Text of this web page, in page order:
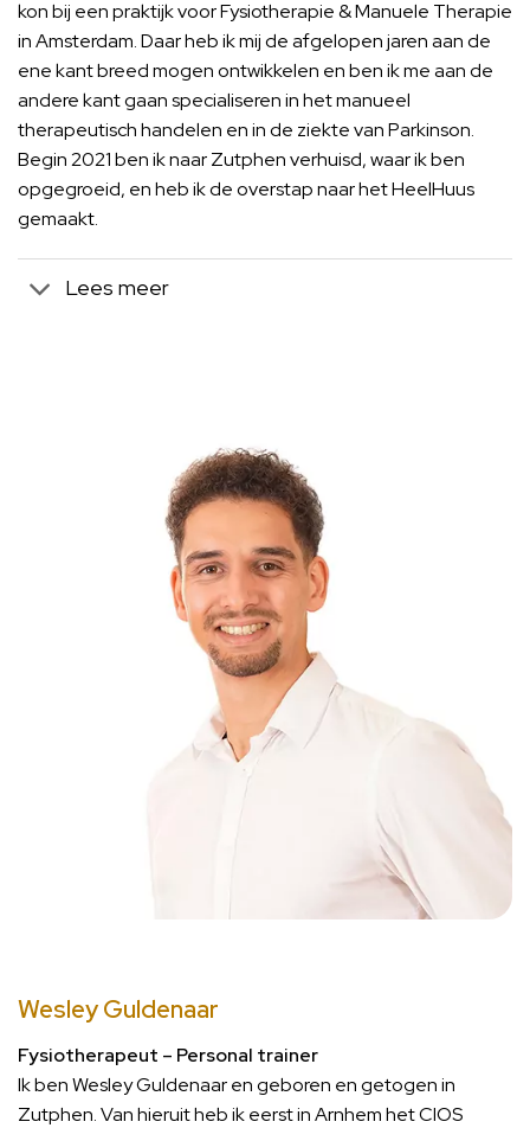
kon bij een praktijk voor Fysiotherapie & Manuele Therapie
in Amsterdam. Daar heb ik mij de afgelopen jaren aan de
ene kant breed mogen ontwikkelen en ben ik me aan de
andere kant gaan specialiseren in het manueel
therapeutisch handelen en in de ziekte van Parkinson.
Begin 2021 ben ik naar Zutphen verhuisd, waar ik ben
opgegroeid, en heb ik de overstap naar het HeelHuus
gemaakt.
Lees meer
Wesley Guldenaar
Fysiotherapeut – Personal trainer
Ik ben Wesley Guldenaar en geboren en getogen in
Zutphen. Van hieruit heb ik eerst in Arnhem het CIOS